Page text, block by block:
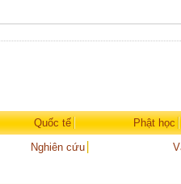
Quốc tế
Phật học
Nghiên cứu